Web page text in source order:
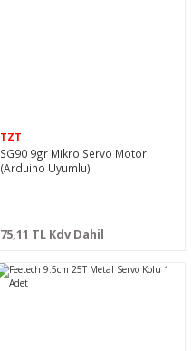
TZT
SG90 9gr Mikro Servo Motor
(Arduino Uyumlu)
75,11 TL Kdv Dahil